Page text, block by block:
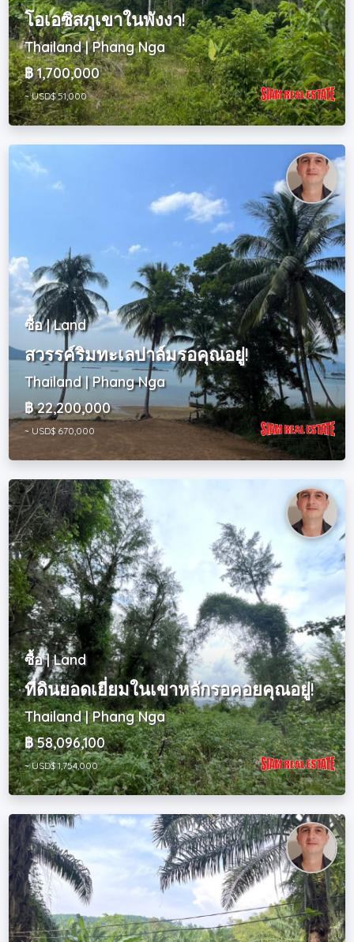
โอเอซิสภูเขาในพังงา!
Thailand | Phang Nga
฿ 1,700,000
~ USD$ 51,000
ซื้อ | Land
สวรรค์ริมทะเลปาล์มรอคุณอยู่!
Thailand | Phang Nga
฿ 22,200,000
~ USD$ 670,000
ซื้อ | Land
ที่ดินยอดเยี่ยมในเขาหลักรอคอยคุณอยู่!
Thailand | Phang Nga
฿ 58,096,100
~ USD$ 1,754,000